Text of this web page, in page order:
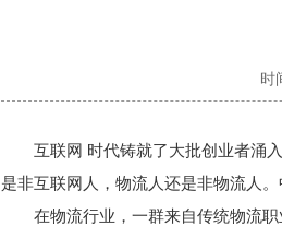
时
互联网 时代铸就了大批创业者涌
是非互联网人，物流人还是非物流人
在物流行业，一群来自传统物流